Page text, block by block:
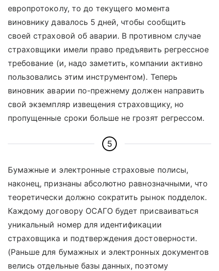
европротоколу, то до текущего момента
виновнику давалось 5 дней, чтобы сообщить
своей страховой об аварии. В противном случае
страховщики имели право предъявить регрессное
требование (и, надо заметить, компании активно
пользовались этим инструментом). Теперь
виновник аварии по-прежнему должен направить
свой экземпляр извещения страховщику, но
пропущенные сроки больше не грозят регрессом.
5
Бумажные и электронные страховые полисы,
наконец, признаны абсолютно равнозначными, что
теоретически должно сократить рынок подделок.
Каждому договору ОСАГО будет присваиваться
уникальный номер для идентификации
страховщика и подтверждения достоверности.
(Раньше для бумажных и электронных документов
велись отдельные базы данных, поэтому